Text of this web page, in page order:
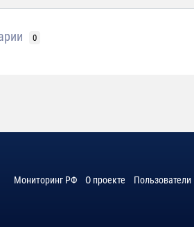
0
Мониторинг РФ О проекте Пользователи